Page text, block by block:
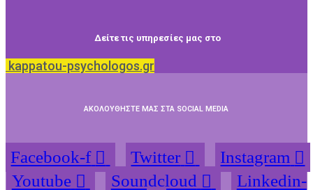
Δείτε τις υπηρεσίες μας στο
kappatou-psychologos.gr
ΑΚΟΛΟΥΘΗΣΤΕ ΜΑΣ ΣΤΑ SOCIAL MEDIA
Facebook-f Twitter
Instagram
Youtube
Soundcloud Linkedin-